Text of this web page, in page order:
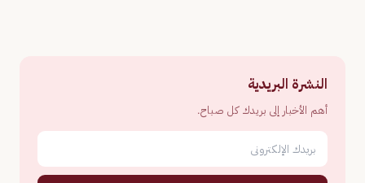
النشرة البريدية
أهم الأخبار إلى بريدك كل صباح.